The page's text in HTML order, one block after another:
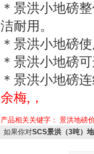
＊景洪小地磅
洁耐用。
＊景洪小地磅
＊景洪小地磅
＊景洪小地磅
余梅,，
产品相关关键字： 景洪地磅
如果你对SCS景洪（3吨）